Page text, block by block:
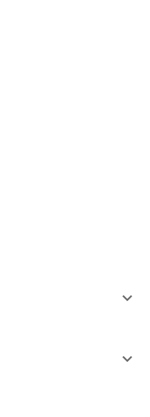
keyboard_arrow_down
keyboard_arrow_down